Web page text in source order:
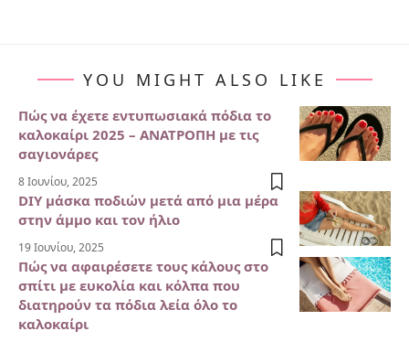
YOU MIGHT ALSO LIKE
Πώς να έχετε εντυπωσιακά πόδια το
καλοκαίρι 2025 – ΑΝΑΤΡΟΠΗ με τις
σαγιονάρες
8 Ιουνίου, 2025
DIY μάσκα ποδιών μετά από μια μέρα
στην άμμο και τον ήλιο
19 Ιουνίου, 2025
Πώς να αφαιρέσετε τους κάλους στο
σπίτι με ευκολία και κόλπα που
διατηρούν τα πόδια λεία όλο το
καλοκαίρι